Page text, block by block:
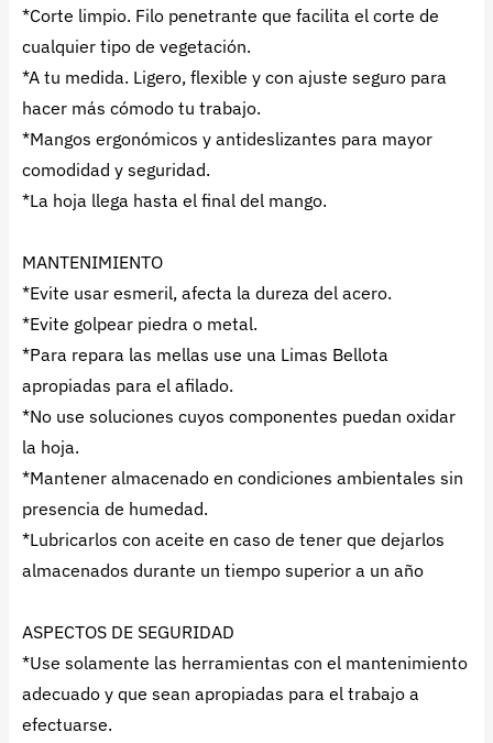
*Corte limpio. Filo penetrante que facilita el corte de
cualquier tipo de vegetación.
*A tu medida. Ligero, flexible y con ajuste seguro para
hacer más cómodo tu trabajo.
*Mangos ergonómicos y antideslizantes para mayor
comodidad y seguridad.
*La hoja llega hasta el final del mango.
MANTENIMIENTO
*Evite usar esmeril, afecta la dureza del acero.
*Evite golpear piedra o metal.
*Para repara las mellas use una Limas Bellota
apropiadas para el afilado.
*No use soluciones cuyos componentes puedan oxidar
la hoja.
*Mantener almacenado en condiciones ambientales sin
presencia de humedad.
*Lubricarlos con aceite en caso de tener que dejarlos
almacenados durante un tiempo superior a un año
ASPECTOS DE SEGURIDAD
*Use solamente las herramientas con el mantenimiento
adecuado y que sean apropiadas para el trabajo a
efectuarse.